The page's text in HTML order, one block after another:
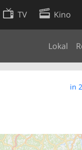
TV Kino
Lokal
in